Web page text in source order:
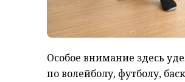
Особое внимание здесь
по волейболу, футболу,